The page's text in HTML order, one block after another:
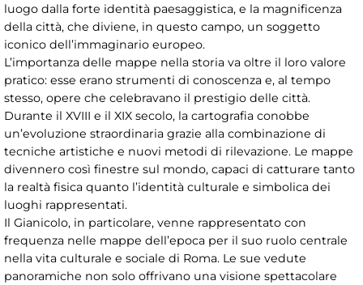
luogo dalla forte identità paesaggistica, e la magnificenza
della città, che diviene, in questo campo, un soggetto
iconico dell’immaginario europeo.
L’importanza delle mappe nella storia va oltre il loro valore
pratico: esse erano strumenti di conoscenza e, al tempo
stesso, opere che celebravano il prestigio delle città.
Durante il XVIII e il XIX secolo, la cartografia conobbe
un’evoluzione straordinaria grazie alla combinazione di
tecniche artistiche e nuovi metodi di rilevazione. Le mappe
divennero così finestre sul mondo, capaci di catturare tanto
la realtà fisica quanto l’identità culturale e simbolica dei
luoghi rappresentati.
Il Gianicolo, in particolare, venne rappresentato con
frequenza nelle mappe dell’epoca per il suo ruolo centrale
nella vita culturale e sociale di Roma. Le sue vedute
panoramiche non solo offrivano una visione spettacolare